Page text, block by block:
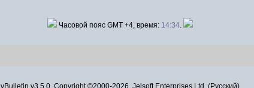
Часовой пояс GMT +4, время: 14:34.
vBulletin v3.5.0, Copyright ©2000-2026, Jelsoft Enterprises Ltd. (Русский)